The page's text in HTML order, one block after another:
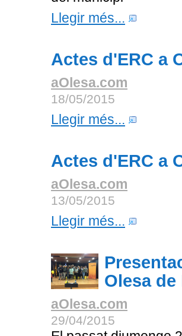
Llegir més...
Actes d'ERC a
aOlesa.com
18/05/2015
Llegir més...
Actes d'ERC a
aOlesa.com
13/05/2015
Llegir més...
Olesa
aOlesa.com
29/04/2015